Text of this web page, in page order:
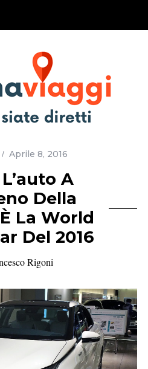
Aprile 8, 2016
A
Della
La World
Del 2016
Rigoni